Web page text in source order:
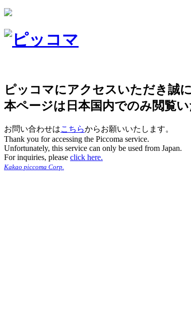
ピッコマにアクセスいただき誠
本ページは日本国内でのみ閲覧い
お問い合わせはこちらからお願いいたします。
Thank you for accessing the Piccoma service.
Unfortunately, this service can only be used from Japan.
For inquiries, please click here.
Kakao piccoma Corp.